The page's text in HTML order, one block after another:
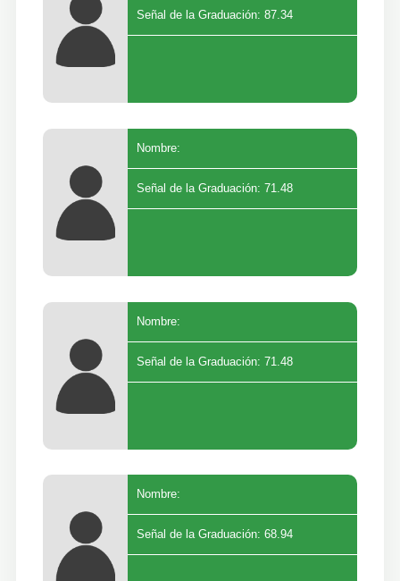
Señal de la Graduación: 87.34
Nombre:
Señal de la Graduación: 71.48
Nombre:
Señal de la Graduación: 71.48
Nombre:
Señal de la Graduación: 68.94